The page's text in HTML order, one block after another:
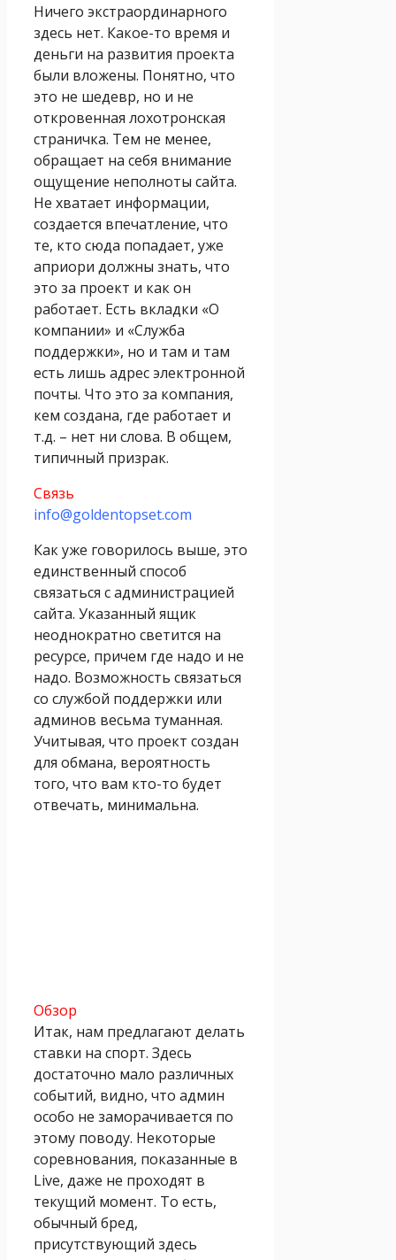
Ничего экстраординарного
здесь нет. Какое-то время и
деньги на развития проекта
были вложены. Понятно, что
это не шедевр, но и не
откровенная лохотронская
страничка. Тем не менее,
обращает на себя внимание
ощущение неполноты сайта.
Не хватает информации,
создается впечатление, что
те, кто сюда попадает, уже
априори должны знать, что
это за проект и как он
работает. Есть вкладки «О
компании» и «Служба
поддержки», но и там и там
есть лишь адрес электронной
почты. Что это за компания,
кем создана, где работает и
т.д. – нет ни слова. В общем,
типичный призрак.
Связь
info@goldentopset.com
Как уже говорилось выше, это
единственный способ
связаться с администрацией
сайта. Указанный ящик
неоднократно светится на
ресурсе, причем где надо и не
надо. Возможность связаться
со службой поддержки или
админов весьма туманная.
Учитывая, что проект создан
для обмана, вероятность
того, что вам кто-то будет
отвечать, минимальна.
Обзор
Итак, нам предлагают делать
ставки на спорт. Здесь
достаточно мало различных
событий, видно, что админ
особо не заморачивается по
этому поводу. Некоторые
соревнования, показанные в
Live, даже не проходят в
текущий момент. То есть,
обычный бред,
присутствующий здесь